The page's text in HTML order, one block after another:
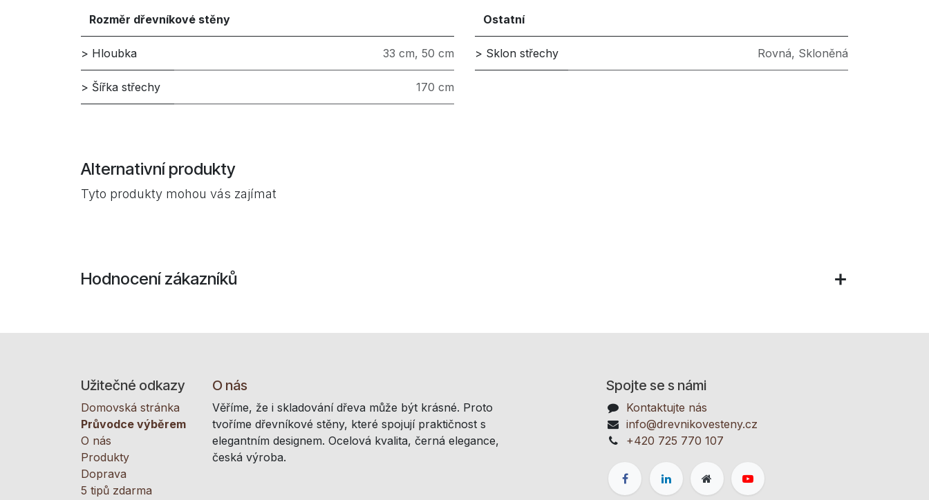
Rozměr dřevníkové stěny
> Hloubka 33 cm, 50 cm
> Šířka střechy 170 cm
Ostatní
> Sklon střechy Rovná, Skloněná
Alternativní produkty
Tyto produkty mohou vás zajímat
Hodnocení zákazníků
Užitečné odkazy
Domovská stránka
Průvodce výběrem
O nás
Produkty
Doprava
5 tipů zdarma
O nás
Věříme, že i skladování dřeva může být krásné. Proto
tvoříme dřevníkové stěny, které spojují praktičnost s
elegantním designem. Ocelová kvalita, černá elegance,
česká výroba.
Spojte se s námi
Kontaktujte nás
info@drevnikovesteny.cz
+420 725 770 107